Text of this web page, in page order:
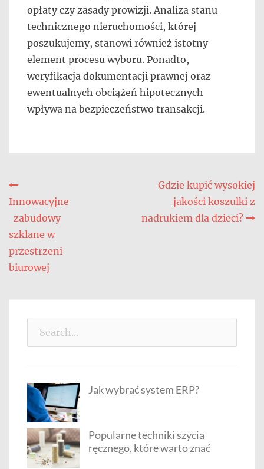
opłaty czy zasady prowizji. Analiza stanu
technicznego nieruchomości, której
poszukujemy, stanowi również istotny
element procesu wyboru. Ponadto,
weryfikacja dokumentacji prawnej oraz
ewentualnych obciążeń hipotecznych
wpływa na bezpieczeństwo transakcji.
Nawigacja
wpisu
Innowacyjne
zabudowy
szklane w
przestrzeni
biurowej
Gdzie kupić wysokiej
jakości koszulki z
nadrukiem dla dzieci?
Jak wybrać system ERP?
Popularne techniki szycia
ręcznego, które warto znać